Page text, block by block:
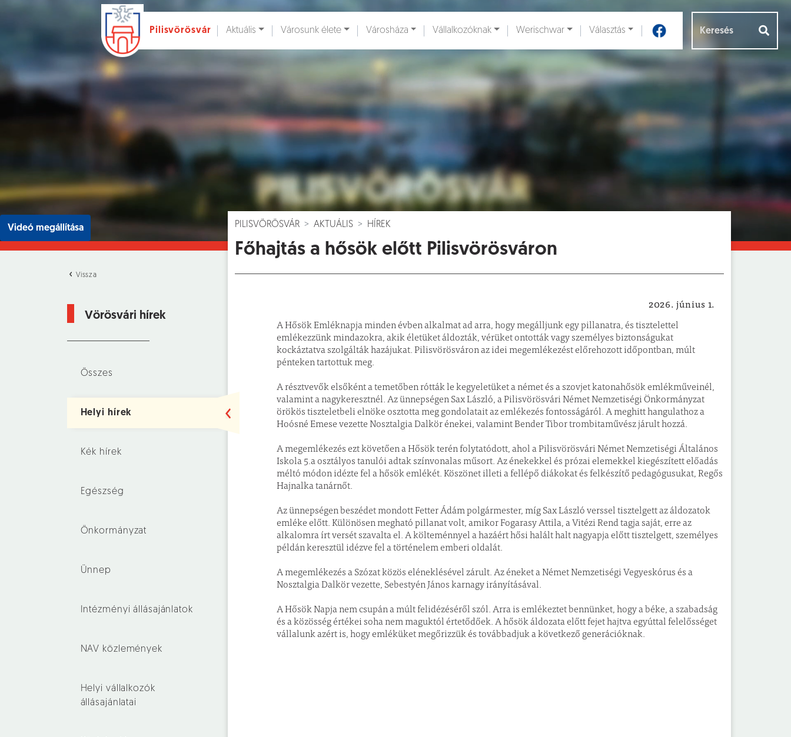
Ugrás a fő tartalomhoz
Pilisvörösvár Aktuális Városunk élete Városháza Vállalkozóknak Werischwar Választás
Videó megállítása
Vissza
Vörösvári hírek
Összes
Helyi hírek
Kék hírek
Egészség
Önkormányzat
Ünnep
Intézményi állásajánlatok
NAV közlemények
Helyi vállalkozók
állásajánlatai
PILISVÖRÖSVÁR AKTUÁLIS HÍREK
Főhajtás a hősök előtt Pilisvörösváron
Helyi hírek
2026. június 1.
A Hősök Emléknapja minden évben alkalmat ad arra, hogy megálljunk egy pillanatra, és tisztelettel
emlékezzünk mindazokra, akik életüket áldozták, vérüket ontották vagy személyes biztonságukat
kockáztatva szolgálták hazájukat. Pilisvörösváron az idei megemlékezést előrehozott időpontban, múlt
pénteken tartottuk meg.
A résztvevők elsőként a temetőben rótták le kegyeletüket a német és a szovjet katonahősök emlékműveinél,
valamint a nagykeresztnél. Az ünnepségen Sax László, a Pilisvörösvári Német Nemzetiségi Önkormányzat
örökös tiszteletbeli elnöke osztotta meg gondolatait az emlékezés fontosságáról. A meghitt hangulathoz a
Hoósné Emese vezette Nosztalgia Dalkör énekei, valamint Bender Tibor trombitaművész járult hozzá.
A megemlékezés ezt követően a Hősök terén folytatódott, ahol a Pilisvörösvári Német Nemzetiségi Általános
Iskola 5.a osztályos tanulói adtak színvonalas műsort. Az énekekkel és prózai elemekkel kiegészített előadás
méltó módon idézte fel a hősök emlékét. Köszönet illeti a fellépő diákokat és felkészítő pedagógusukat, Regős
Hajnalka tanárnőt.
Az ünnepségen beszédet mondott Fetter Ádám polgármester, míg Sax László verssel tisztelgett az áldozatok
emléke előtt. Különösen megható pillanat volt, amikor Fogarasy Attila, a Vitézi Rend tagja saját, erre az
alkalomra írt versét szavalta el. A költeménnyel a hazáért hősi halált halt nagyapja előtt tisztelgett, személyes
példán keresztül idézve fel a történelem emberi oldalát.
A megemlékezés a Szózat közös eléneklésével zárult. Az éneket a Német Nemzetiségi Vegyeskórus és a
Nosztalgia Dalkör vezette, Sebestyén János karnagy irányításával.
A Hősök Napja nem csupán a múlt felidézéséről szól. Arra is emlékeztet bennünket, hogy a béke, a szabadság
és a közösség értékei soha nem maguktól értetődőek. A hősök áldozata előtt fejet hajtva egyúttal felelősséget
vállalunk azért is, hogy emléküket megőrizzük és továbbadjuk a következő generációknak.
Események [] Dokumentumok [